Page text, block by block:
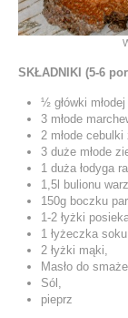
SKŁADNIKI (5-6
½ główki
3 młode
2 młode
3 duże młode
1 duża łodyga
1,5l bulionu
150g boczku
1-2 łyżki
1 łyżeczka
2 łyżki mąki,
Masło do
Sól,
pieprz